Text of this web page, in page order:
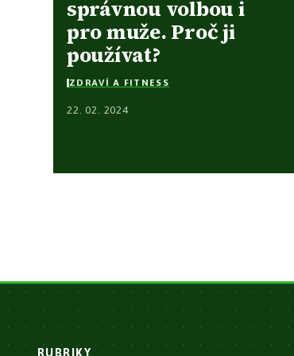
správnou volbou i
pro muže. Proč ji
používat?
ZDRAVÍ A FITNESS
22. 02. 2024
RUBRIKY